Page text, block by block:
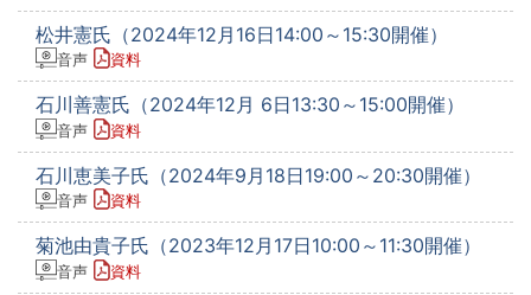
松井憲氏（2024年12月16日14:00～15:30開催）
音声 資料
石川善憲氏（2024年12月 6日13:30～15:00開催）
音声 資料
石川恵美子氏（2024年9月18日19:00～20:30開催）
音声 資料
菊池由貴子氏（2023年12月17日10:00～11:30開催）
音声 資料